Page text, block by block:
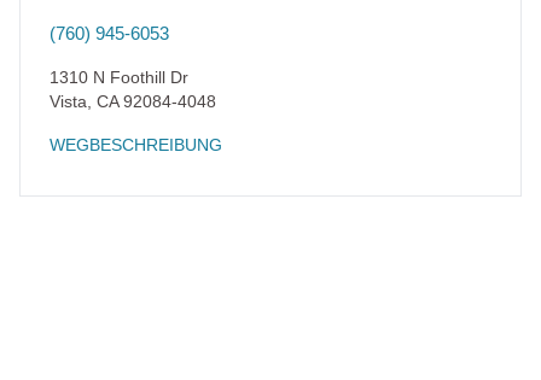
(760) 945-6053
1310 N Foothill Dr
Vista CA92084-4048
WEGBESCHREIBUNG